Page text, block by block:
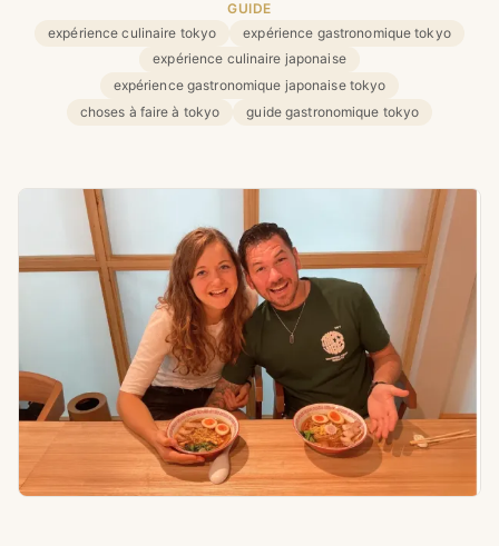
GUIDE
expérience culinaire tokyo
expérience gastronomique tokyo
expérience culinaire japonaise
expérience gastronomique japonaise tokyo
choses à faire à tokyo
guide gastronomique tokyo